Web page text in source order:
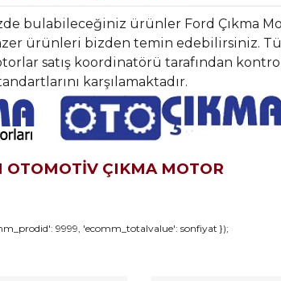
bulabileceğiniz ürünler Ford Çıkma
ürünleri bizden temin edebilirsiniz.
satış koordinatörü tarafından
karşılamaktadır.
OTOMOTİV ÇIKMA MOTOR
bilgisi, resim, ürün açıklamalarında ve diğer
9999, 'ecomm_totalvalue': sonfiyat });